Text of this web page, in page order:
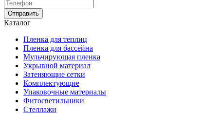
Отправить
Каталог
Пленка для теплиц
Пленка для бассейна
Мульчирующая пленка
Укрывной материал
Затеняющие сетки
Комплектующие
Упаковочные материалы
Фитосветильники
Стеллажи